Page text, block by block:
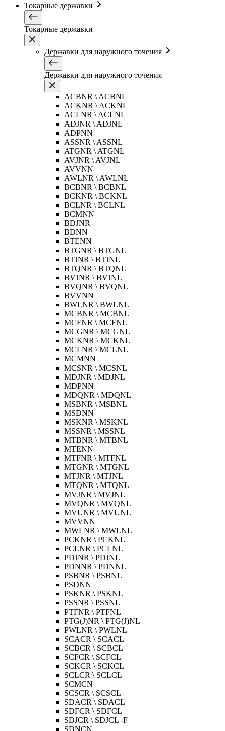
Токарные державки
Токарные державки
Державки для наружного точения
Державки для наружного точения
ACBNR \ ACBNL
ACKNR \ ACKNL
ACLNR \ ACLNL
ADJNR \ ADJNL
ADPNN
ASSNR \ ASSNL
ATGNR \ ATGNL
AVJNR \ AVJNL
AVVNN
AWLNR \ AWLNL
BCBNR \ BCBNL
BCKNR \ BCKNL
BCLNR \ BCLNL
BCMNN
BDJNR
BDNN
BTENN
BTGNR \ BTGNL
BTJNR \ BTJNL
BTQNR \ BTQNL
BVJNR \ BVJNL
BVQNR \ BVQNL
BVVNN
BWLNR \ BWLNL
MCBNR \ MCBNL
MCFNR \ MCFNL
MCGNR \ MCGNL
MCKNR \ MCKNL
MCLNR \ MCLNL
MCMNN
MCSNR \ MCSNL
MDJNR \ MDJNL
MDPNN
MDQNR \ MDQNL
MSBNR \ MSBNL
MSDNN
MSKNR \ MSKNL
MSSNR \ MSSNL
MTBNR \ MTBNL
MTENN
MTFNR \ MTFNL
MTGNR \ MTGNL
MTJNR \ MTJNL
MTQNR \ MTQNL
MVJNR \ MVJNL
MVQNR \ MVQNL
MVUNR \ MVUNL
MVVNN
MWLNR \ MWLNL
PCKNR \ PCKNL
PCLNR \ PCLNL
PDJNR \ PDJNL
PDNNR \ PDNNL
PSBNR \ PSBNL
PSDNN
PSKNR \ PSKNL
PSSNR \ PSSNL
PTFNR \ PTFNL
PTG(J)NR \ PTG(J)NL
PWLNR \ PWLNL
SCACR \ SCACL
SCBCR \ SCBCL
SCFCR \ SCFCL
SCKCR \ SCKCL
SCLCR \ SCLCL
SCMCN
SCSCR \ SCSCL
SDACR \ SDACL
SDFCR \ SDFCL
SDJCR \ SDJCL -F
SDNCN